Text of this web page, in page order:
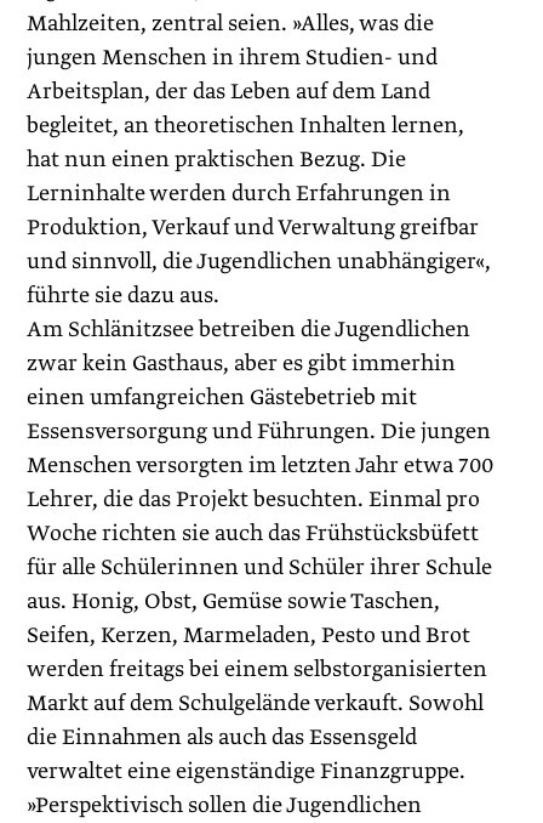
Mahlzeiten, zentral seien. »Alles, was die
jungen Menschen in ihrem Studien- und
Arbeits­plan, der das Leben auf dem Land
begleitet, an theoretischen Inhalten lernen,
hat nun einen praktischen Bezug. Die
Lerninhalte werden durch Erfahrungen in
Produktion, Verkauf und Verwaltung greifbar
und sinnvoll, die Jugendlichen unabhängiger«,
führte sie dazu aus.
Am Schlänitzsee betreiben die Jugendlichen
zwar kein Gasthaus, aber es gibt immerhin
einen umfangreichen Gästebetrieb mit
Essensversorgung und Führungen. Die jungen
Menschen versorgten im letzten Jahr etwa 700
Lehrer, die das Projekt besuchten. Einmal pro
Woche richten sie auch das Frühstücks­büfett
für alle Schülerinnen und Schüler ihrer Schule
aus. Honig, Obst, Gemüse sowie Taschen,
Seifen, Kerzen, Marmeladen, Pesto und Brot
werden freitags bei einem selbstorganisierten
Markt auf dem Schulgelände verkauft. Sowohl
die Einnahmen als auch das Essensgeld
verwaltet eine eigenständige Finanzgruppe.
»Perspek­tivisch sollen die Jugendlichen